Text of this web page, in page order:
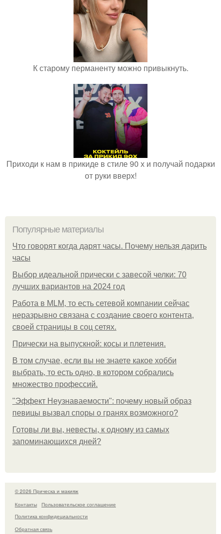
К старому перманенту можно привыкнуть.
Приходи к нам в прикиде в стиле 90 х и получай подарки
от руки вверх!
Популярные материалы
Что говорят когда дарят часы. Почему нельзя дарить
часы
Выбор идеальной прически с завесой челки: 70
лучших вариантов на 2024 год
Работа в MLM, то есть сетевой компании сейчас
неразрывно связана с создание своего контента,
своей страницы в соц сетях.
Прически на выпускной: косы и плетения.
В том случае, если вы не знаете какое хобби
выбрать, то есть одно, в котором собрались
множество профессий.
"Эффект Неузнаваемости": почему новый образ
певицы вызвал споры о гранях возможного?
Готовы ли вы, невесты, к одному из самых
запоминающихся дней?
© 2026 Прическа и макияж
Контакты
Пользовательское соглашение
Политика конфидециальности
Обратная связь